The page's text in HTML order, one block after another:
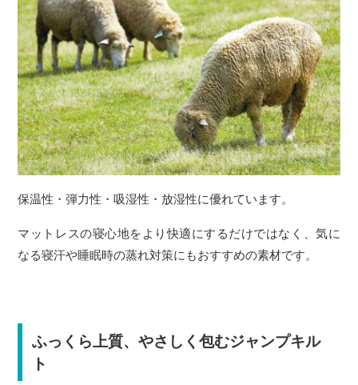
保温性・弾力性・吸湿性・放湿性に優れています。
マットレスの寝心地をより快適にするだけではなく、気に
なる寝汗や睡眠時の蒸れ対策にもおすすめの素材です。
ふっくら上質、やさしく包むジャンプキル
ト